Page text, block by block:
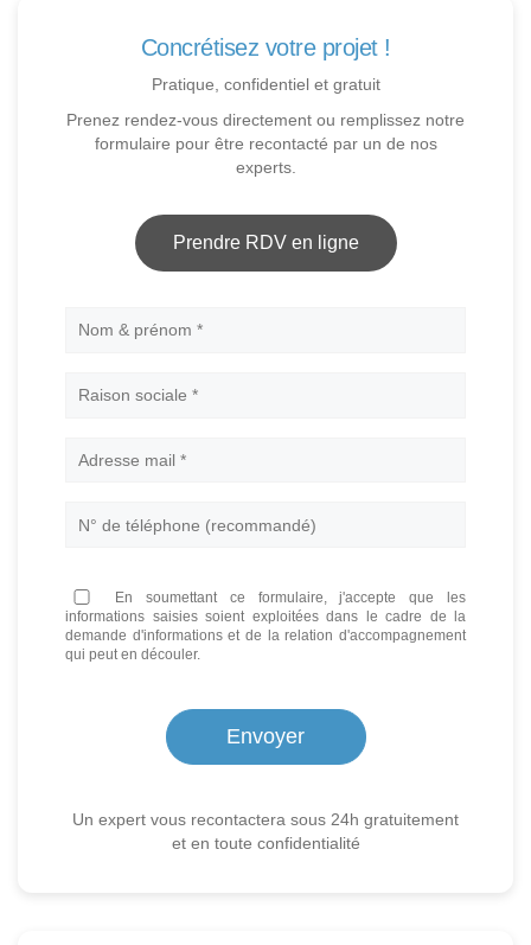
Concrétisez votre projet !
Pratique, confidentiel et gratuit
Prenez rendez-vous directement ou remplissez notre
formulaire pour être recontacté par un de nos
experts.
Prendre RDV en ligne
Nom
En soumettant ce formulaire, j'accepte que les
informations saisies soient exploitées dans le cadre de la
demande d'informations et de la relation d'accompagnement
qui peut en découler.
Un expert vous recontactera sous 24h gratuitement
et en toute confidentialité